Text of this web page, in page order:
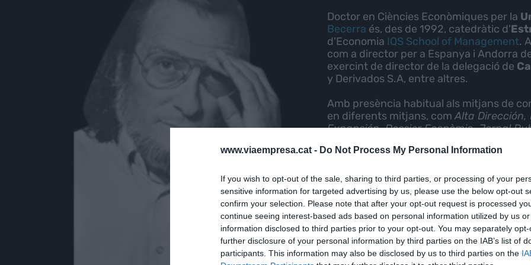
www.viaempresa.cat - Do Not Process My Personal Information
If you wish to opt-out of the sale, sharing to third parties, or processing of your
sensitive information for targeted advertising by us, please use the below opt-out
confirm your selection. Please note that after your opt-out request is processed
continue seeing interest-based ads based on personal information utilized by us
information disclosed to third parties prior to your opt-out. You may separately
further disclosure of your personal information by third parties on the IAB’s list of
participants. This information may also be disclosed by us to third parties on the
Doctor en Ciències Econòmiques per la
Becerra és, des de 1992, catedràtic d'
d'Economia IQS School of Management.
com a director per a Espanya i Andorra
exercint de director de la delegació de
y Derivados S.A, entre altres.
Amb presència habitual als mitjans de
en diferents mitjans, comAlta Dirección,
Expansión, Dossier Econòmic, Jornal
dels seus articles.
Habitual detertúlies econòmiques,
llibres:El crash del 2010(Barcelona: Ed.
Apuntes para una crisis(Barcelona: Ed.
(Barcelona: Ed. Los Libros del Lince,
(Barcelona: Ed. Los Libros del Lince,
respuestas) acerca de lo que más les
2016), El Crash. Tercera Fase